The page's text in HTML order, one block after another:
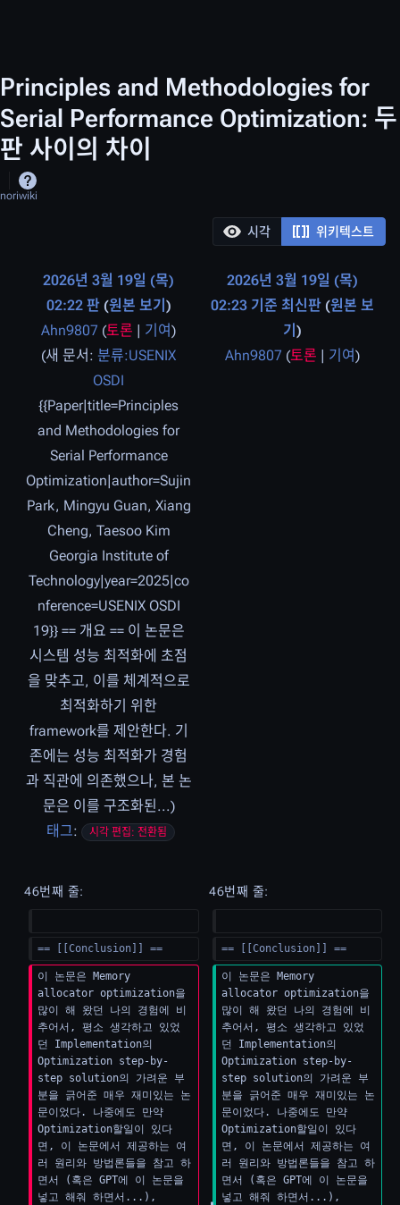
Principles and Methodologies for
Serial Performance Optimization: 두
판 사이의 차이
noriwiki
시각 위키텍스트
2026년 3월 19일 (목)
02:22 판 원본 보기
Ahn9807 (토론 | 기여)
새 문서: 분류:USENIX
OSDI
{{Paper|title=Principles
and Methodologies for
Serial Performance
Optimization|author=Sujin
Park, Mingyu Guan, Xiang
Cheng, Taesoo Kim
Georgia Institute of
Technology|year=2025|co
nference=USENIX OSDI
19}} == 개요 == 이 논문은
시스템 성능 최적화에 초점
을 맞추고, 이를 체계적으로
최적화하기 위한
framework를 제안한다. 기
존에는 성능 최적화가 경험
과 직관에 의존했으나, 본 논
문은 이를 구조화된...
태그: 시각 편집: 전환됨
2026년 3월 19일 (목)
02:23 기준 최신판 원본 보
기
Ahn9807 (토론 | 기여)
46번째 줄: 46번째 줄:
== [[Conclusion]] == == [[Conclusion]] ==
이 논문은 Memory
allocator optimization을
많이 해 왔던 나의 경험에 비
추어서, 평소 생각하고 있었
던 Implementation의
Optimization step-by-
step solution의 가려운 부
분을 긁어준 매우 재미있는 논
문이었다. 나중에도 만약
Optimization할일이 있다
면, 이 논문에서 제공하는 여
러 원리와 방법론들을 참고 하
면서 (혹은 GPT에 이 논문을
넣고 해줘 하면서...),
이 논문은 Memory
allocator optimization을
많이 해 왔던 나의 경험에 비
추어서, 평소 생각하고 있었
던 Implementation의
Optimization step-by-
step solution의 가려운 부
분을 긁어준 매우 재미있는 논
문이었다. 나중에도 만약
Optimization할일이 있다
면, 이 논문에서 제공하는 여
러 원리와 방법론들을 참고 하
면서 (혹은 GPT에 이 논문을
넣고 해줘 하면서...),